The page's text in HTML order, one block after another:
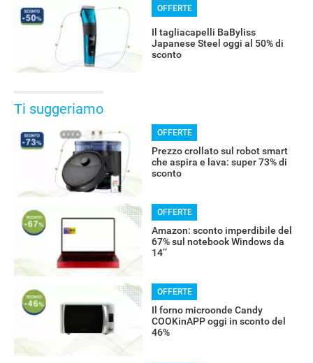
RECENSIONI
OFFERTE
Il tagliacapelli BaByliss
Japanese Steel oggi al 50% di
sconto
Ti suggeriamo
OFFERTE
Prezzo crollato sul robot smart
che aspira e lava: super 73% di
sconto
OFFERTE
Amazon: sconto imperdibile del
67% sul notebook Windows da
14’’
OFFERTE
Il forno microonde Candy
COOKinAPP oggi in sconto del
46%